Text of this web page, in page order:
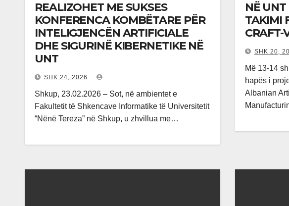
REALIZOHET ME SUKSES
KONFERENCA KOMBËTARE PËR
INTELIGJENCËN ARTIFICIALE
DHE SIGURINË KIBERNETIKE NË
UNT
SHK 24, 2026
Shkup, 23.02.2026 – Sot, në ambientet e
Fakultetit të Shkencave Informatike të Universitetit
“Nënë Tereza” në Shkup, u zhvillua me…
NË UNT
TAKIMI
CRAFT-
SHK 20,
Më 13-14
hapës i
Albanian